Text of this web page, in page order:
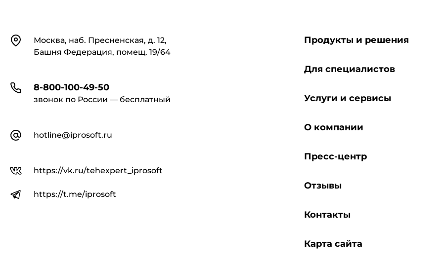
КонтактыМосква, наб. Пресненская, д. 12,
Башня Федерация, помещ. 19/64
8-800-100-49-50
звонок по России — бесплатный
hotline@iprosoft.ru
https://vk.ru/tehexpert_iprosoft
https://t.me/iprosoft
Продукты и решения
Для специалистов
Услуги и сервисы
О компании
Пресс-центр
Отзывы
Контакты
Карта сайта